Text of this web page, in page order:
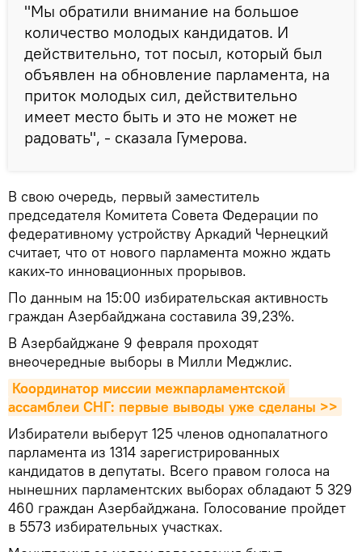
"Мы обратили внимание на большое
количество молодых кандидатов. И
действительно, тот посыл, который был
объявлен на обновление парламента, на
приток молодых сил, действительно
имеет место быть и это не может не
радовать", - сказала Гумерова.
В свою очередь, первый заместитель
председателя Комитета Совета Федерации по
федеративному устройству Аркадий Чернецкий
считает, что от нового парламента можно ждать
каких-то инновационных прорывов.
По данным на 15:00 избирательская активность
граждан Азербайджана составила 39,23%.
В Азербайджане 9 февраля проходят
внеочередные выборы в Милли Меджлис.
Координатор миссии межпарламентской
ассамблеи СНГ: первые выводы уже сделаны >>
Избиратели выберут 125 членов однопалатного
парламента из 1314 зарегистрированных
кандидатов в депутаты. Всего правом голоса на
нынешних парламентских выборах обладают 5 329
460 граждан Азербайджана. Голосование пройдет
в 5573 избирательных участках.